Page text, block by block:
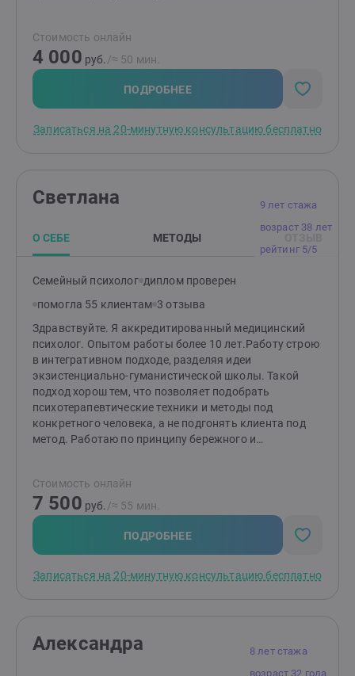
горем и утратой, фокусированной терапии принятия и
ответственности (FACT), эмоционально-образной
терапии Н.Линде, работе с психосоматическими
симптомами в психоаналитическом направлении.
Продолжаю обучение современному психоанализу,
настоящий момент работаю в длительных подходах,
и личную терапию.
Стоимость онлайн
4 000 руб. /≈ 50 мин.
ПОДРОБНЕЕ
Записаться на 20-минутную консультацию бесплатно
9 лет стажа
возраст 38 лет
рейтинг 5/5
Светлана
О СЕБЕ МЕТОДЫ
Семейный психолог диплом проверен
помогла 55 клиентам 3 отзыва
Здравствуйте. Я аккредитированный медицинский
психолог. Опытом работы более 10 лет.Работу строю
в интегративном подходе, разделяя идеи
экзистенциально-гуманистической школы. Такой
подход хорош тем, что позволяет подобрать
психотерапевтические техники и методы под
конкретного человека, а не подгонять клиента под
метод. Работаю по принципу бережного и
или онлайн) стоимость первой сессии - 7500/ 55
минут, 10тыс/85 минут. На первой сессии мы
знакомимся, я объясняю формат взаимодействия
психолога и клиента. Вы рассказываете свою
ситуацию и сложности с которыми столкнулись, я
рекомендации касаемо вашей ситуации независимо
обойтись без заданий?» Да, если не готовы или не
Стоимость онлайн
7 500 руб. /≈ 55 мин.
ПОДРОБНЕЕ
Записаться на 20-минутную консультацию бесплатно
8 лет стажа
возраст 32 года
Александра